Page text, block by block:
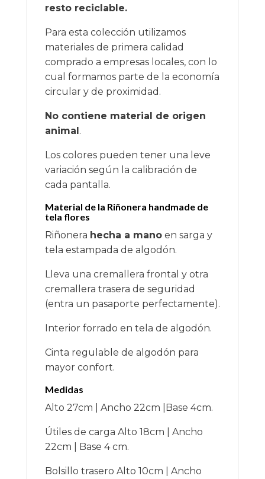
resto reciclable.
Para esta colección utilizamos
materiales de primera calidad
comprado a empresas locales, con lo
cual formamos parte de la economía
circular y de proximidad.
No contiene material de origen
animal .
Los colores pueden tener una leve
variación según la calibración de
cada pantalla.
Material de la Riñonera handmade de
tela flores
Riñonera hecha a manoen sarga y
tela estampada de algodón.
Lleva una cremallera frontal y otra
cremallera trasera de seguridad
(entra un pasaporte perfectamente).
Interior forrado en tela de algodón.
Cinta regulable de algodón para
mayor confort.
Medidas
Alto 27cm | Ancho 22cm |Base 4cm.
Útiles de carga Alto 18cm | Ancho
22cm | Base 4 cm.
Bolsillo trasero Alto 10cm | Ancho